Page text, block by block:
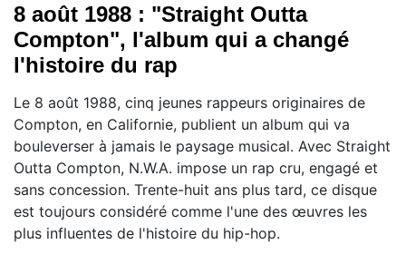
8 août 1988 : "Straight Outta
Compton", l'album qui a changé
l'histoire du rap
Le 8 août 1988, cinq jeunes rappeurs originaires de
Compton, en Californie, publient un album qui va
bouleverser à jamais le paysage musical. Avec Straight
Outta Compton, N.W.A. impose un rap cru, engagé et
sans concession. Trente-huit ans plus tard, ce disque
est toujours considéré comme l'une des œuvres les
plus influentes de l'histoire du hip-hop.